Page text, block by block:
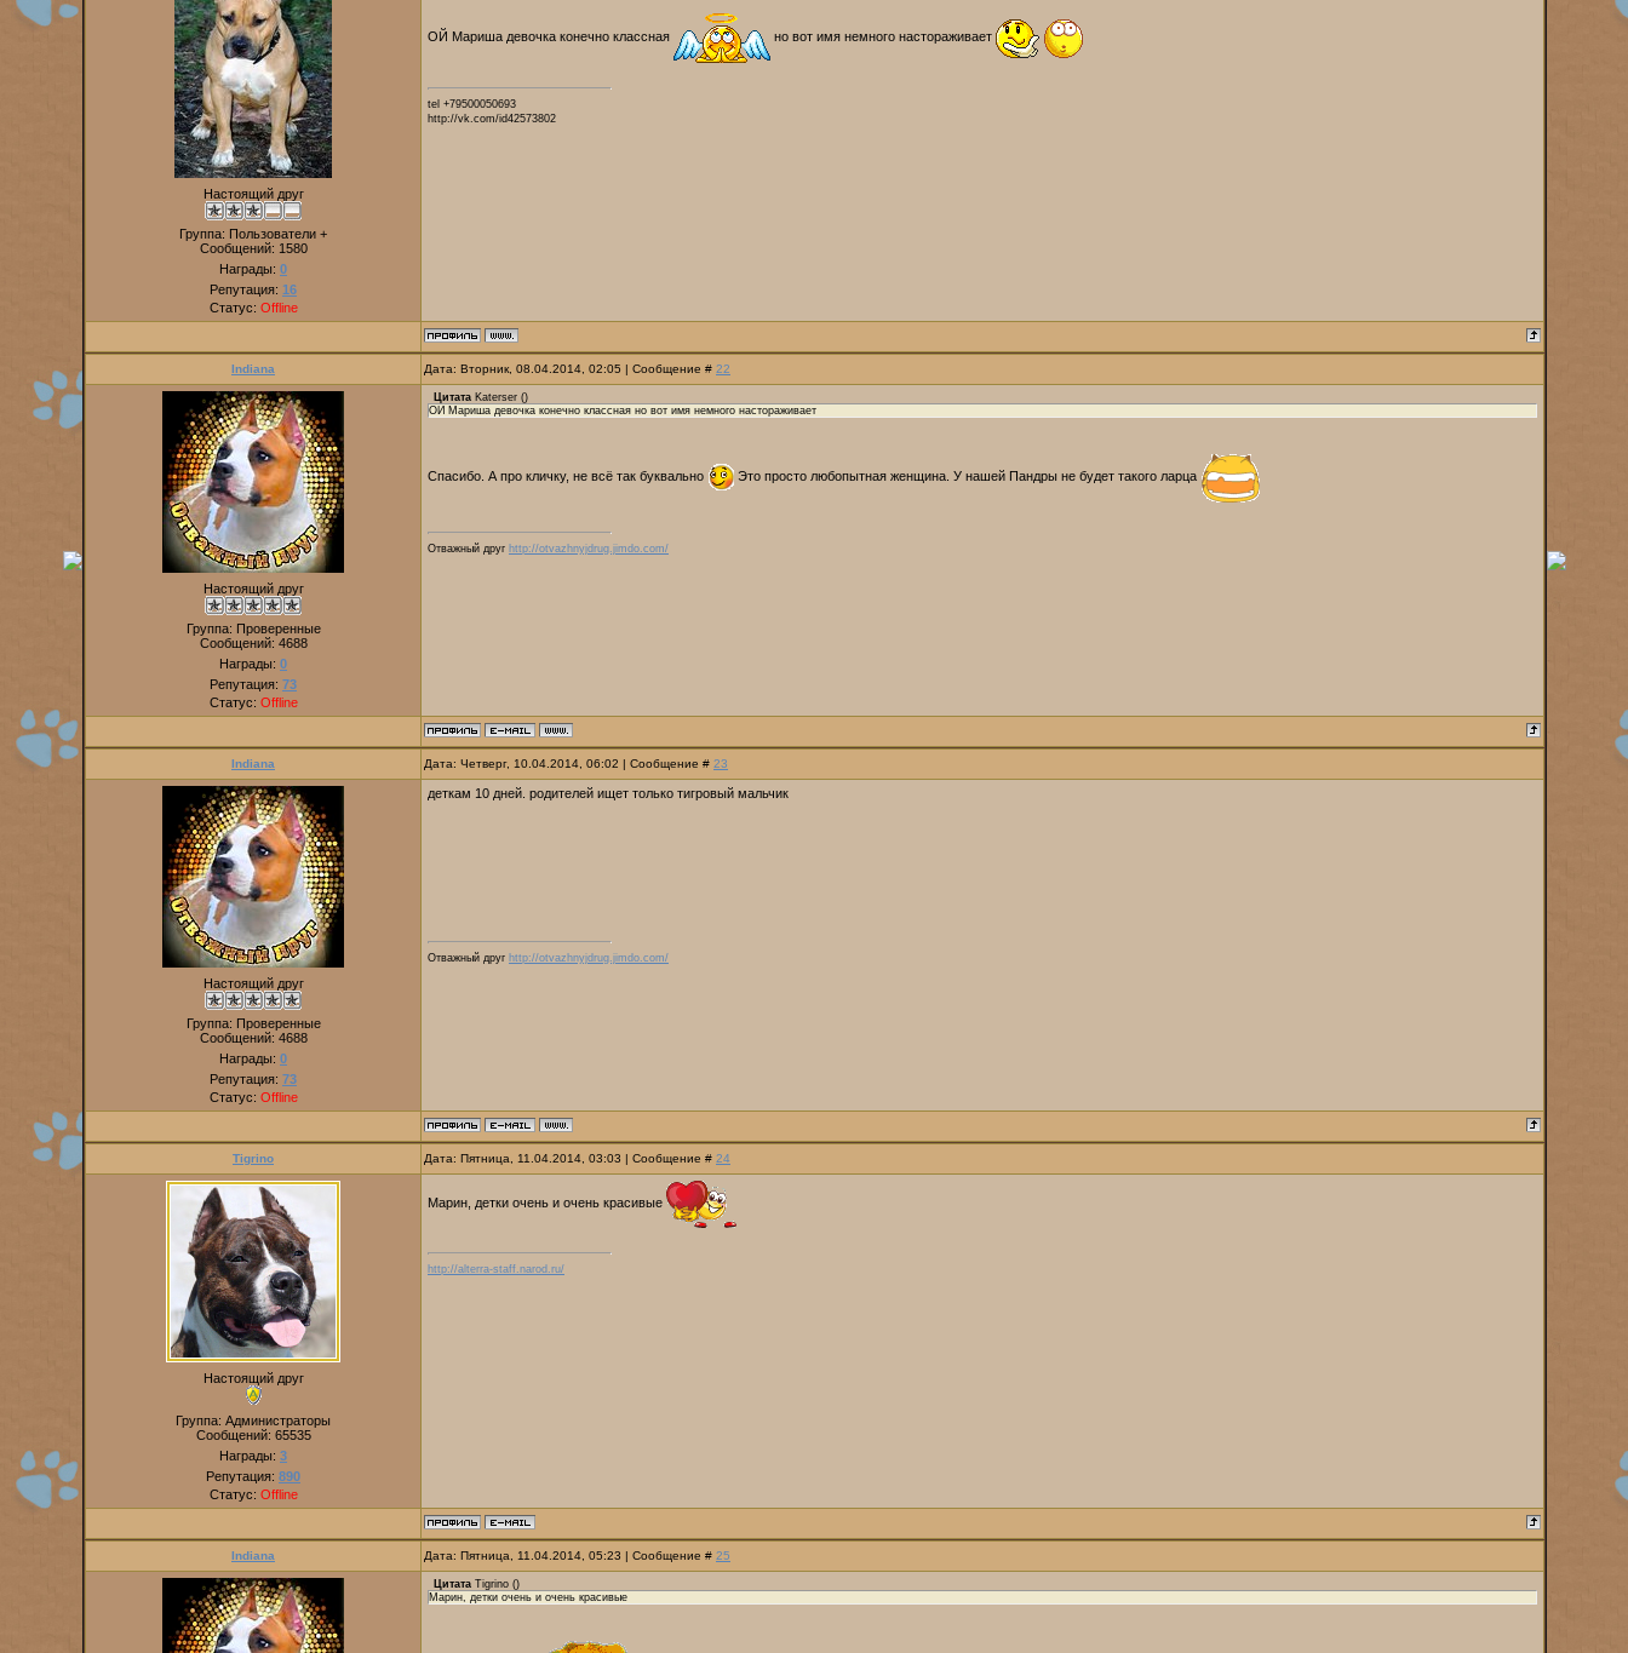
Настоящий друг
Группа: Пользователи +
Сообщений: 1580
Награды: 0
Репутация: 16
Статус: Offline
ОЙ Мариша девочка конечно классная но вот имя немного настораживает
tel +79500050693
http://vk.com/id42573802
Indiana Дата: Вторник, 08.04.2014, 02:05 | Сообщение # 22
Настоящий друг
Группа: Проверенные
Сообщений: 4688
Награды: 0
Репутация: 73
Статус: Offline
Цитата Katerser ()
ОЙ Мариша девочка конечно классная но вот имя немного настораживает
Спасибо. А про кличку, не всё так буквально Это просто любопытная женщина. У нашей Пандры не будет такого ларца
Отважный друг http://otvazhnyjdrug.jimdo.com/
Indiana Дата: Четверг, 10.04.2014, 06:02 | Сообщение # 23
Настоящий друг
Группа: Проверенные
Сообщений: 4688
Награды: 0
Репутация: 73
Статус: Offline
деткам 10 дней. родителей ищет только тигровый мальчик
Отважный друг http://otvazhnyjdrug.jimdo.com/
Tigrino Дата: Пятница, 11.04.2014, 03:03 | Сообщение # 24
Настоящий друг
Группа: Администраторы
Сообщений: 65535
Награды: 3
Репутация: 890
Статус: Offline
Марин, детки очень и очень красивые
http://alterra-staff.narod.ru/
Indiana Дата: Пятница, 11.04.2014, 05:23 | Сообщение # 25
Цитата Tigrino ()
Марин, детки очень и очень красивые